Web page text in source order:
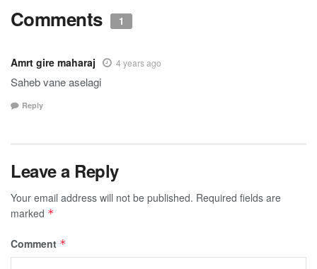
Comments 1
Amrt gire maharaj 4 years ago
Saheb vane aselagi
Reply
Leave a Reply
Your email address will not be published. Required fields are
marked *
Comment *